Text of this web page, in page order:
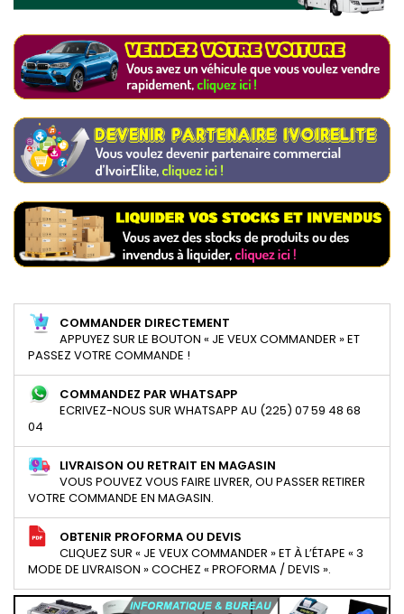
COMMANDER DIRECTEMENT
APPUYEZ SUR LE BOUTON « JE VEUX COMMANDER » ET
PASSEZ VOTRE COMMANDE !
COMMANDEZ PAR WHATSAPP
ECRIVEZ-NOUS SUR WHATSAPP AU (225) 07 59 48 68
04
LIVRAISON OU RETRAIT EN MAGASIN
VOUS POUVEZ VOUS FAIRE LIVRER, OU PASSER RETIRER
VOTRE COMMANDE EN MAGASIN.
OBTENIR PROFORMA OU DEVIS
CLIQUEZ SUR « JE VEUX COMMANDER » ET À L’ÉTAPE « 3
MODE DE LIVRAISON » COCHEZ « PROFORMA / DEVIS ».